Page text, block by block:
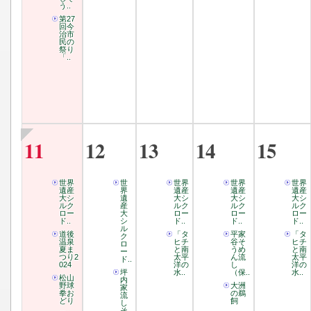
う..
第27
回今
治市
民の
祭り
「..
11
世界
遺産
大シ
ルク
ロー
ド..
道後
温泉
夏ま
つり2
024
松山
野球
拳お
どり
12
世
界
遺
産
大
シ
ル
ク
ロ
ー
ド..
坪
内
家
流
し
13
世界
遺産
大シ
ルク
ロー
ド..
「タ
ヒチ
と南
太平
洋の
水..
14
世界
遺産
大シ
ルク
ロー
ド..
平家
谷そ
うめ
ん流
し
（保..
大洲
の鵜
飼
15
世界
遺産
大シ
ルク
ロー
ド..
「タ
ヒチ
と南
太平
洋の
水..